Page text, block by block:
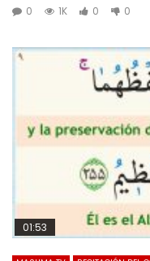
0
1K 0 0
01:53